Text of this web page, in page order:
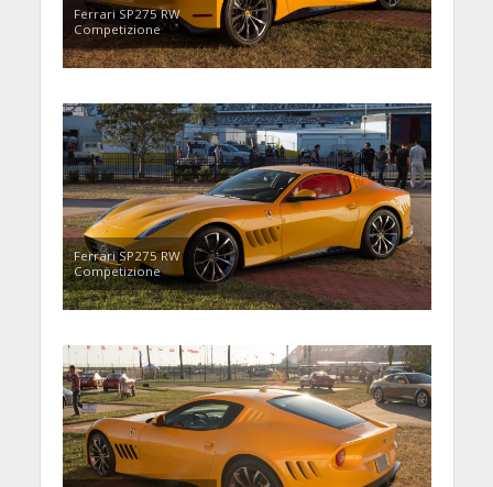
Ferrari SP275 RW
Competizione
Ferrari SP275 RW
Competizione